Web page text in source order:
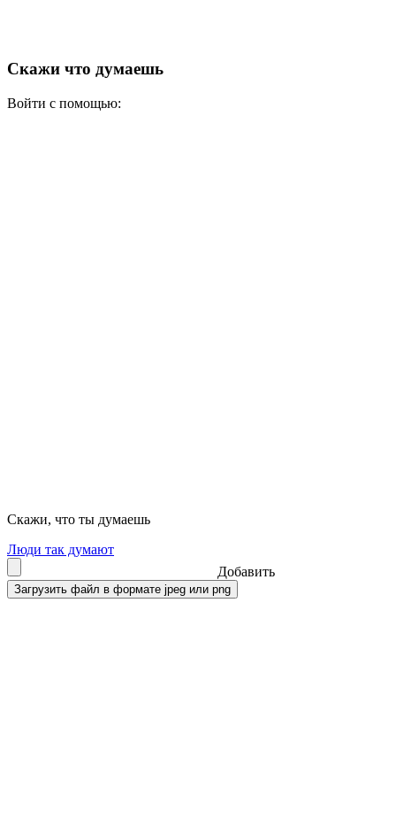
Скажи что думаешь
Войти с помощью:
Скажи, что ты думаешь
Люди так думают
Добавить